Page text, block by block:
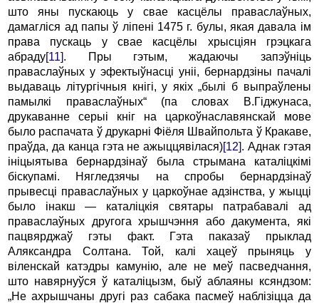
што яны пускаюць у свае касцёлы праваслаўных,
дамагліся ад папы ў ліпені 1475 г. булы, якая давала ім
права пускаць у свае касцёлы хрысціян грэцкага
абраду[11]. Пры гэтым, жадаючы запэўніць
праваслаўных у эфектыўнасці уніі, бернардзіны пачалі
выдаваць літургічныя кнігі, у якіх „былі б выпраўлены
памылкі праваслаўных“ (па словах В.Гіджунаса,
друкаванне серыі кніг на царкоўнаславянскай мове
было распачата ў друкарні Фіёля Швайпольта ў Кракаве,
праўда, да канца гэта не ажыццявілася)[12]. Аднак гэтая
ініцыятыва бернардзінаў была стрымана каталіцкімі
біскупамі. Нягледзячы на спробы бернардзінаў
прывесці праваслаўных у царкоўнае адзінства, у жыцці
было інакш — каталіцкія святары патрабавалі ад
праваслаўных другога хрышчэння або дакумента, які
пацвярджаў гэты факт. Гэта паказаў прыклад
Аляксандра Солтана. Той, калі хацеў прыняць у
віленскай катэдры камунію, але не меў пасведчання,
што навярнуўся ў каталіцызм, быў аблаяны ксяндзом:
„Не ахрышчаны другі раз сабака пасмеў наблізіцца да